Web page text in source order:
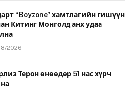
“Boyzone” хамтлагийн гишүүн
Китинг Монголд анх удаа
2026
Терон өнөөдөр 51 нас хүрч